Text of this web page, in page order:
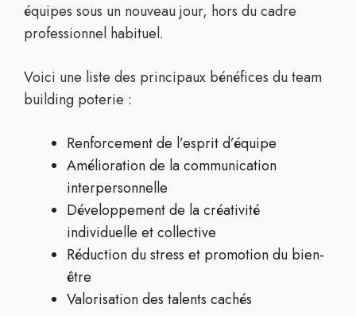
équipes sous un nouveau jour, hors du cadre
professionnel habituel.
Voici une liste des principaux bénéfices du team
building poterie :
Renforcement de l’esprit d’équipe
Amélioration de la communication
interpersonnelle
Développement de la créativité
individuelle et collective
Réduction du stress et promotion du bien-
être
Valorisation des talents cachés